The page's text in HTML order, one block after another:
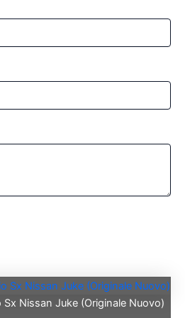
Nissan Juke (Originale Nuovo)